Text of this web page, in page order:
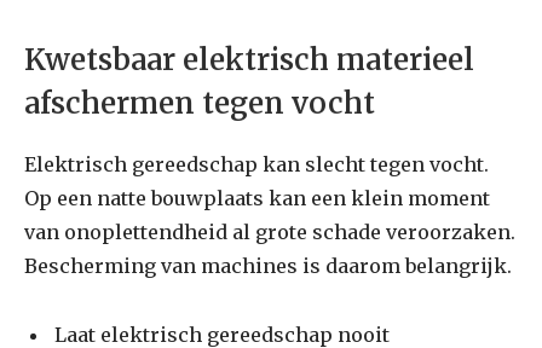
Kwetsbaar elektrisch materieel
afschermen tegen vocht
Elektrisch gereedschap kan slecht tegen vocht.
Op een natte bouwplaats kan een klein moment
van onoplettendheid al grote schade veroorzaken.
Bescherming van machines is daarom belangrijk.
Laat elektrisch gereedschap nooit